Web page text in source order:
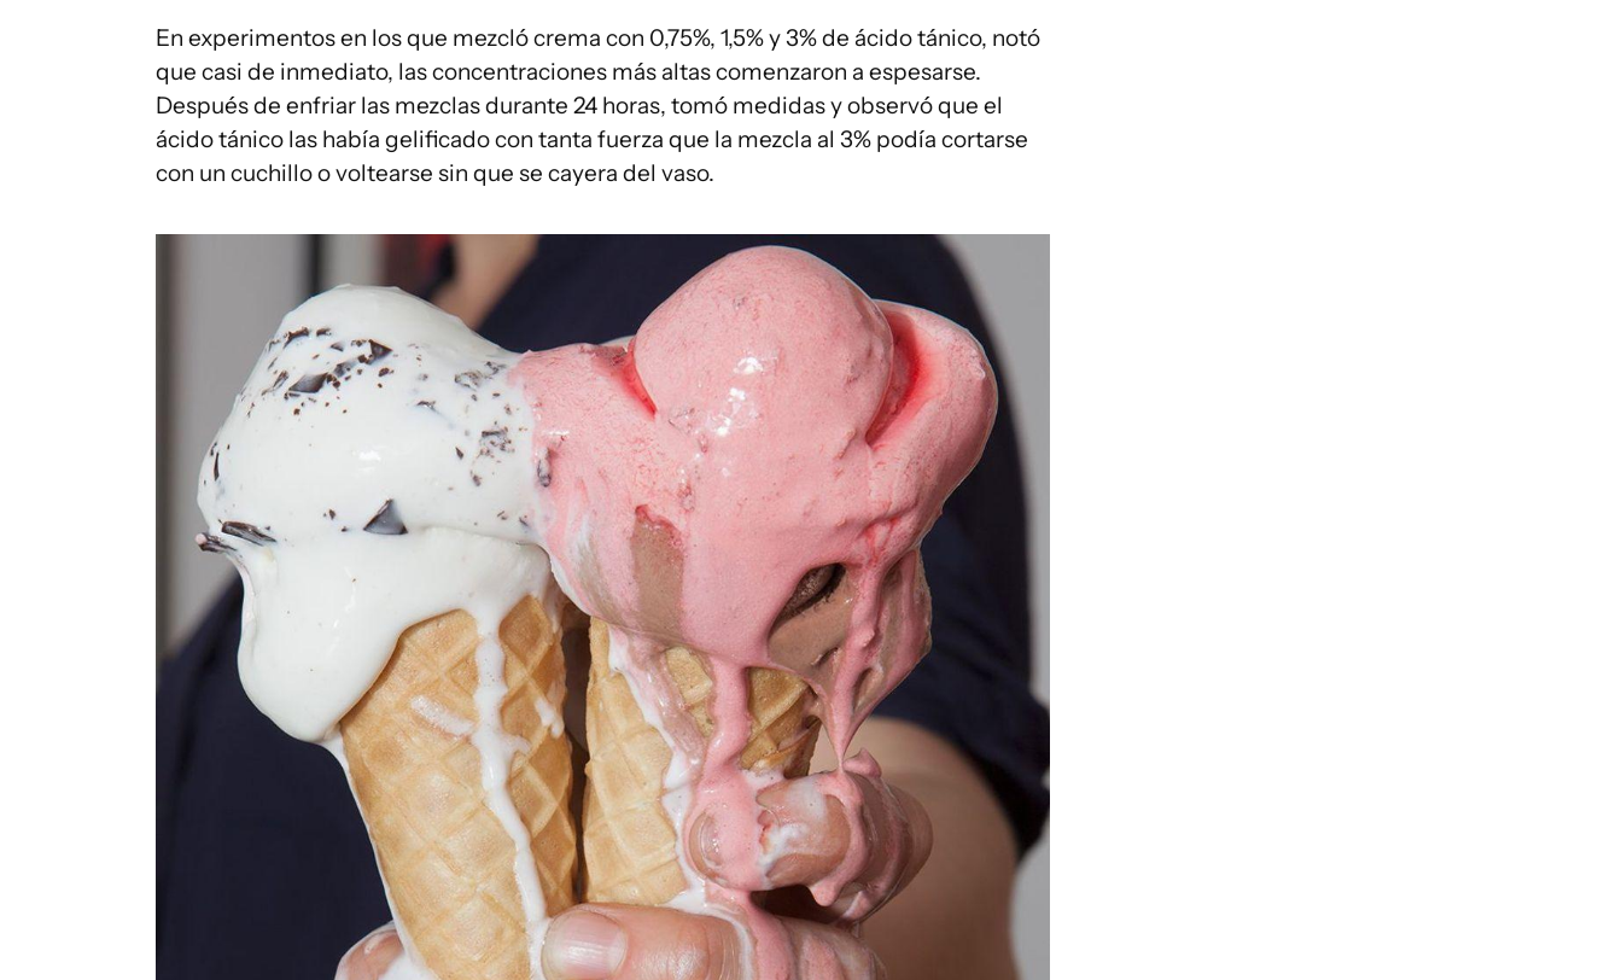
En experimentos en los que mezcló crema con 0,75%, 1,5% y 3% de ácido tánico, notó
que casi de inmediato, las concentraciones más altas comenzaron a espesarse.
Después de enfriar las mezclas durante 24 horas, tomó medidas y observó que el
ácido tánico las había gelificado con tanta fuerza que la mezcla al 3% podía cortarse
con un cuchillo o voltearse sin que se cayera del vaso.